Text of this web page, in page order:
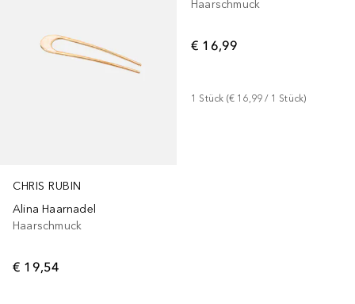
CHRIS RUBIN
Alina Haarnadel
Haarschmuck
€ 19,54
Haarschmuck
€ 16,99
1 Stück (€ 16,99 / 1 Stück)